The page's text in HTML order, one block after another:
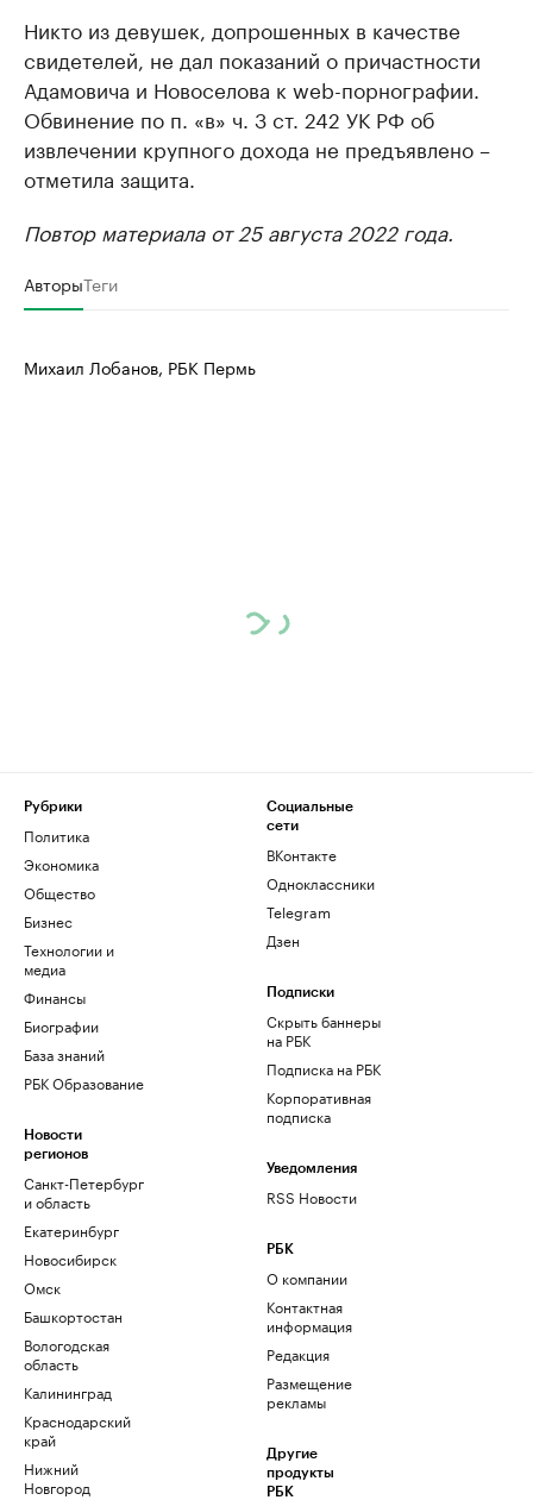
Никто из девушек, допрошенных в качестве
свидетелей, не дал показаний о причастности
Адамовича и Новоселова к web-порнографии.
Обвинение по п. «в» ч. 3 ст. 242 УК РФ об
извлечении крупного дохода не предъявлено –
отметила защита.
Повтор материала от 25 августа 2022 года.
АвторыТеги
Михаил Лобанов, РБК Пермь
Рубрики
Политика
Экономика
Общество
Бизнес
Технологии и
медиа
Финансы
Биографии
База знаний
РБК Образование
Новости
регионов
Санкт-Петербург
и область
Екатеринбург
Новосибирск
Омск
Башкортостан
Вологодская
область
Калининград
Краснодарский
край
Нижний
Новгород
Социальные
сети
ВКонтакте
Одноклассники
Telegram
Дзен
Подписки
Скрыть баннеры
на РБК
Подписка на РБК
Корпоративная
подписка
Уведомления
RSS Новости
РБК
О компании
Контактная
информация
Редакция
Размещение
рекламы
Другие
продукты
РБК